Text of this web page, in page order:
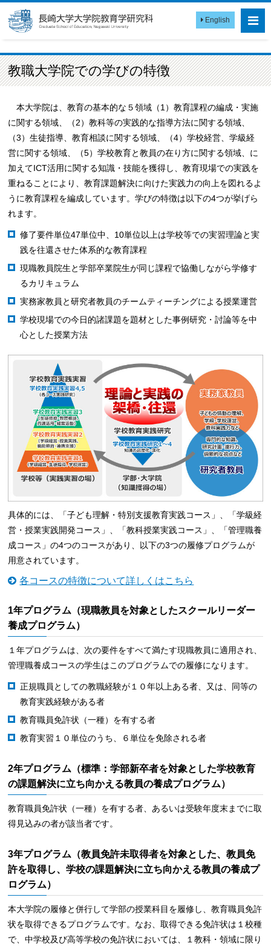
English
教職大学院での学びの特徴
本大学院は、教育の基本的な５領域（1）教育課程の編成・実施
に関する領域、（2）教科等の実践的な指導方法に関する領域、
（3）生徒指導、教育相談に関する領域、（4）学校経営、学級経
営に関する領域、（5）学校教育と教員の在り方に関する領域、に
加えてICT活用に関する知識・技能を獲得し、教育現場での実践を
重ねることにより、教育課題解決に向けた実践力の向上を図れるよ
うに教育課程を編成しています。学びの特徴は以下の4つが挙げら
れます。
修了要件単位47単位中、10単位以上は学校等での実習理論と実
践を往還させた体系的な教育課程
現職教員院生と学部卒業院生が同じ課程で協働しながら学修す
るカリキュラム
実務家教員と研究者教員のチームティーチングによる授業運営
学校現場での今日的諸課題を題材とした事例研究・討論等を中
心とした授業方法
具体的には、「子ども理解・特別支援教育実践コース」、「学級経
営・授業実践開発コース」、「教科授業実践コース」、「管理職養
成コース」の4つのコースがあり、以下の3つの履修プログラムが
用意されています。
各コースの特徴について詳しくはこちら
1年プログラム（現職教員を対象としたスクールリーダー
養成プログラム）
１年プログラムは、次の要件をすべて満たす現職教員に適用され、
管理職養成コースの学生はこのプログラムでの履修になります。
正規職員としての教職経験が１０年以上ある者、又は、同等の
教育実践経験がある者
教育職員免許状（一種）を有する者
教育実習１０単位のうち、６単位を免除される者
2年プログラム（標準：学部新卒者を対象とした学校教育
の課題解決に立ち向かえる教員の養成プログラム）
教育職員免許状（一種）を有する者、あるいは受験年度末までに取
得見込みの者が該当者です。
3年プログラム（教員免許未取得者を対象とした、教員免
許を取得し、学校の課題解決に立ち向かえる教員の養成プ
ログラム）
本大学院の履修と併行して学部の授業科目を履修し、教育職員免許
状を取得できるプログラムです。なお、取得できる免許状は１校種
で、中学校及び高等学校の免許状においては、１教科・領域に限り